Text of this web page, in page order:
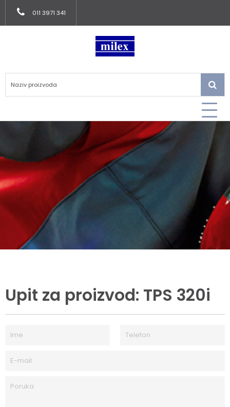
011 3971 341
Upit za proizvod: TPS 320i